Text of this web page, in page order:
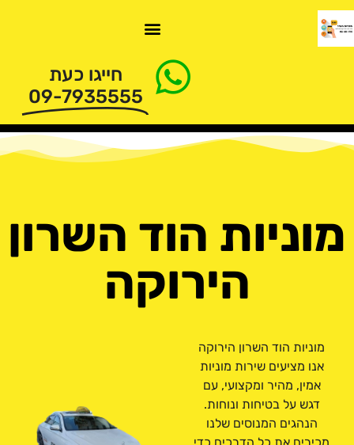
חייגו כעת
09-7935555
מוניות הוד השרון
הירוקה
מוניות הוד השרון הירוקה
אנו מציעים שירות מוניות
אמין, מהיר ומקצועי, עם
דגש על בטיחות ונוחות.
הנהגים המנוסים שלנו